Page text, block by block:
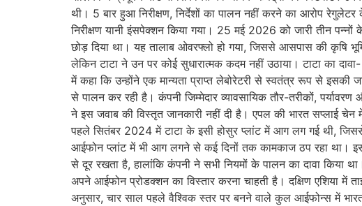
थी। 5 बार हुआ निरीक्षण, निर्देशों का पालन नहीं करने का आरोप
निरीक्षण यानी इंसपेक्शन किया गया। 25 मई 2026 को जारी तीन पन्नों
छोड़ दिया था। यह तालाब ओवरफ्लो हो गया, जिससे आसपास की कृषि
लेकिन टाटा ने उन पर कोई सुधारात्मक कदम नहीं उठाया। टाटा का
में कहा कि उन्होंने एक मान्यता प्राप्त लेबोरेटरी से स्वतंत्र रूप से इसकी
से पालन कर रही है। कंपनी जिम्मेदार व्यावसायिक तौर-तरीकों,
ने इस जवाब की विस्तृत जानकारी नहीं दी है। एपल की भारत सप्लाई
पहले सितंबर 2024 में टाटा के इसी होसुर प्लांट में आग लग गई थी,
आईफोन प्लांट में भी आग लगने से कई दिनों तक कामकाज ठप रहा था।
से दूर रखता है, हालांकि कंपनी ने सभी नियमों के पालन का दावा किया
अपने आईफोन प्रोडक्शन का विस्तार करना चाहती है। दक्षिण एशिया में
अनुसार, चार साल पहले वैश्विक स्तर पर बनने वाले कुल आईफोन्स में